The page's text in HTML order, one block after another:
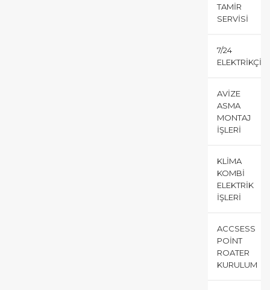
TAMIR
SERVISI
7/24
ELEKTRIKÇI
AVIZE
ASMA
MONTAJ
İŞLERI
KLIMA
KOMBI
ELEKTRIK
İŞLERI
ACCSESS
POINT
ROATER
KURULUM